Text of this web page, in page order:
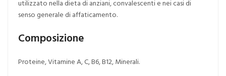
utilizzato nella dieta di anziani, convalescenti e nei casi di
senso generale di affaticamento.
Composizione
Proteine, Vitamine A, C, B6, B12, Minerali.